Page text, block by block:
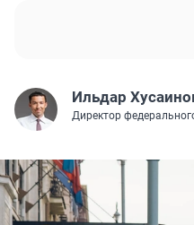
Ильдар
Директор